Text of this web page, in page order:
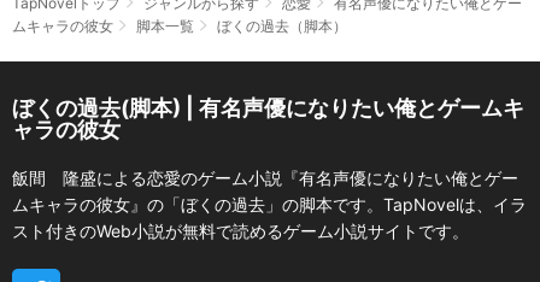
ムキャラの彼女
脚本一覧 ぼくの過去（脚本）
ぼくの過去(脚本) | 有名声優になりたい俺とゲームキ
ャラの彼女
飯間 隆盛による恋愛のゲーム小説『有名声優になりたい俺とゲー
ムキャラの彼女』の「ぼくの過去」の脚本です。TapNovelは、イラ
スト付きのWeb小説が無料で読めるゲーム小説サイトです。